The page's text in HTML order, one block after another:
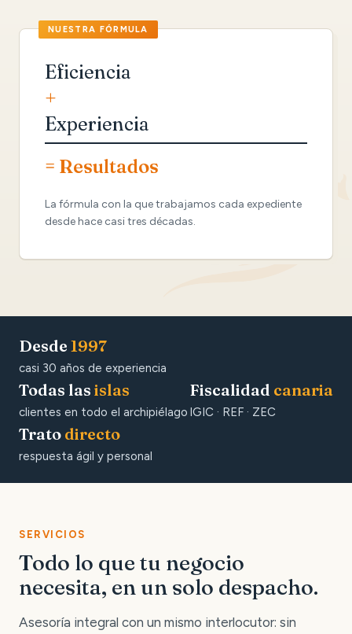
Eficiencia
+
Experiencia
= Resultados
La fórmula con la que trabajamos cada expediente
desde hace casi tres décadas.
Desde 1997
casi 30 años de experiencia
Todas las islas
clientes en todo el archipiélago
Fiscalidad canaria
IGIC · REF · ZEC
Trato directo
respuesta ágil y personal
SERVICIOS
Todo lo que tu negocio
necesita, en un solo despacho.
Asesoría integral con un mismo interlocutor: sin